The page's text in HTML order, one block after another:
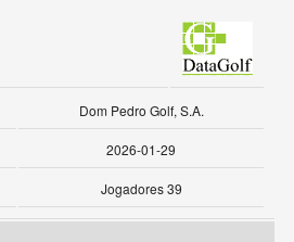
Dom Pedro Golf, S.A.
2026-01-29
Jogadores 39